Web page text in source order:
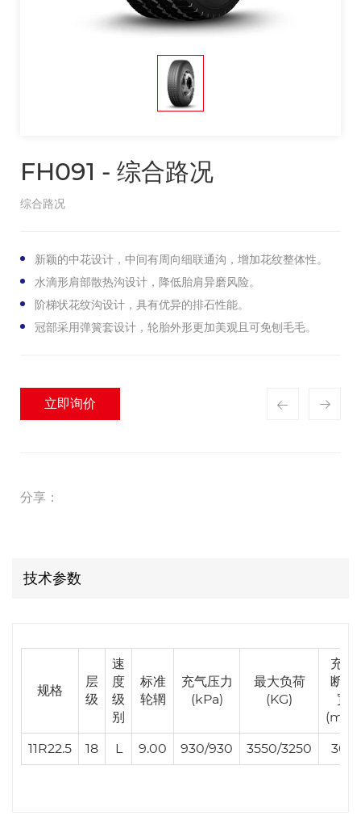
FH091 - 综合路况
综合路况
新颖的中花设计，中间有周向细联通沟，增加花纹整体性。
水滴形肩部散热沟设计，降低胎肩异磨风险。
阶梯状花纹沟设计，具有优异的排石性能。
冠部采用弹簧套设计，轮胎外形更加美观且可免刨毛毛。
立即询价
分享：
技术参数
规格
层
级
速
度
级
别
标准
轮辋
充气压力
(kPa)
最大负荷
(KG)
充气
断面
宽
(mm)
11R22.5 18 L 9.00 930/930 3550/3250 300